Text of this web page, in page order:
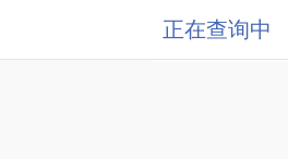
正在查询中